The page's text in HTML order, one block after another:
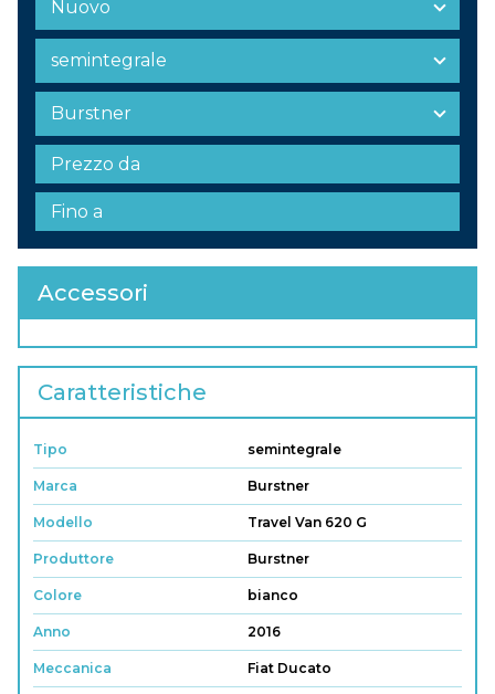
Accessori
Caratteristiche
Tipo semintegrale
Marca Burstner
Modello Travel Van 620 G
Produttore Burstner
Colore bianco
Anno 2016
Meccanica Fiat Ducato